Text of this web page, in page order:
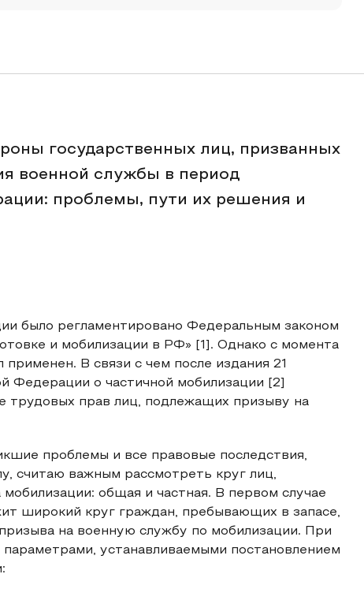
государственных лиц, призванных
военной службы в период
проблемы, пути их решения и
было регламентировано Федеральным законом
и мобилизации в РФ» [1]. Однако с момента
В связи с чем после издания 21
Федерации о частичной мобилизации [2]
трудовых прав лиц, подлежащих призыву на
проблемы и все правовые последствия,
считаю важным рассмотреть круг лиц,
общая и частная. В первом случае
широкий круг граждан, пребывающих в запасе,
на военную службу по мобилизации. При
устанавливаемыми постановлением